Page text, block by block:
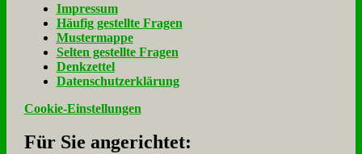
Im­pres­sum
Häu­fig ge­stell­te Fra­gen
Mu­ster­map­pe
Sel­ten ge­stell­te Fra­gen
Denk­zet­tel
Da­ten­schutz­er­klä­rung
Cookie-Einstellungen
Für Sie an­ge­rich­tet: